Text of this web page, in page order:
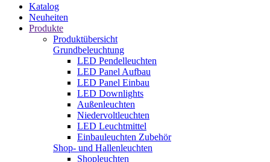
Katalog
Neuheiten
Produkte
Produktübersicht
Grundbeleuchtung
LED Pendelleuchten
LED Panel Aufbau
LED Panel Einbau
LED Downlights
Außenleuchten
Niedervoltleuchten
LED Leuchtmittel
Einbauleuchten Zubehör
Shop- und Hallenleuchten
Shopleuchten